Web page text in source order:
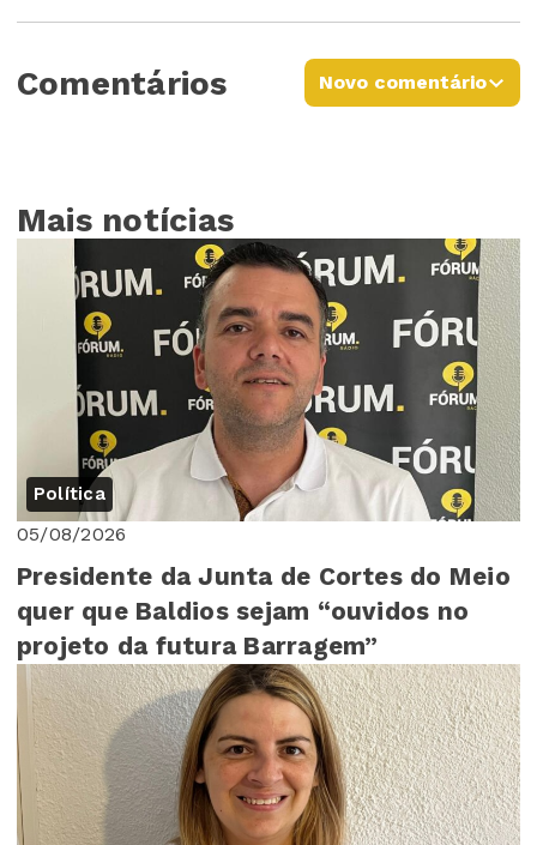
Comentários Novo comentário
Mais notícias
Política
05/08/2026
Presidente da Junta de Cortes do Meio
quer que Baldios sejam “ouvidos no
projeto da futura Barragem”